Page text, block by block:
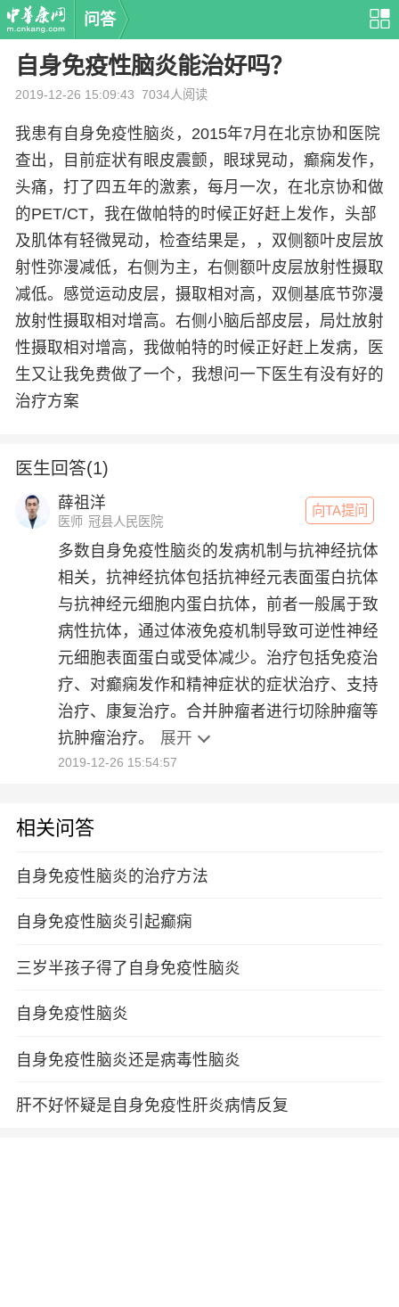
问答
自身免疫性脑炎能治好吗？
2019-12-26 15:09:43 7034人阅读
我患有自身免疫性脑炎，2015年7月在北京协和医院
查出，目前症状有眼皮震颤，眼球晃动，癫痫发作，
头痛，打了四五年的激素，每月一次，在北京协和做
的PET/CT，我在做帕特的时候正好赶上发作，头部
及肌体有轻微晃动，检查结果是，，双侧额叶皮层放
射性弥漫减低，右侧为主，右侧额叶皮层放射性摄取
减低。感觉运动皮层，摄取相对高，双侧基底节弥漫
放射性摄取相对增高。右侧小脑后部皮层，局灶放射
性摄取相对增高，我做帕特的时候正好赶上发病，医
生又让我免费做了一个，我想问一下医生有没有好的
治疗方案
医生回答(1)
向TA提问
薛祖洋
医师 冠县人民医院
多数自身免疫性脑炎的发病机制与抗神经抗体
相关，抗神经抗体包括抗神经元表面蛋白抗体
与抗神经元细胞内蛋白抗体，前者一般属于致
病性抗体，通过体液免疫机制导致可逆性神经
元细胞表面蛋白或受体减少。治疗包括免疫治
疗、对癫痫发作和精神症状的症状治疗、支持
治疗、康复治疗。合并肿瘤者进行切除肿瘤等
抗肿瘤治疗。
展开
2019-12-26 15:54:57
相关问答
自身免疫性脑炎的治疗方法
自身免疫性脑炎引起癫痫
三岁半孩子得了自身免疫性脑炎
自身免疫性脑炎
自身免疫性脑炎还是病毒性脑炎
肝不好怀疑是自身免疫性肝炎病情反复